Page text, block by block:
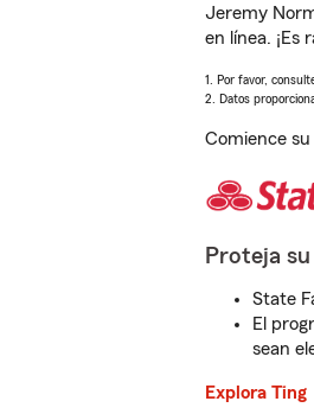
Jeremy
en línea. ¡Es
1. Por favor,
2. Datos
Comience su
Proteja
State
El
sean
Explora Ting